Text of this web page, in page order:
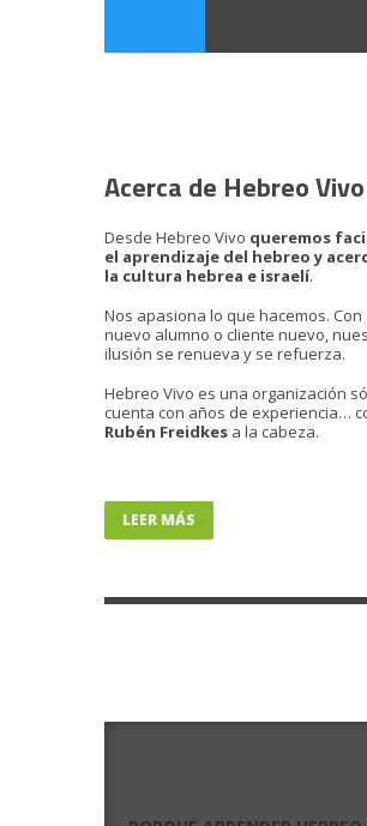
Acerca de Hebreo Vivo
Desde Hebreo Vivo queremos
el aprendizaje del hebreo y
la cultura hebrea e israelí.
Nos apasiona lo que hacemos. Con
nuevo alumno o cliente nuevo,
ilusión se renueva y se refuerza.
Hebreo Vivo es una organización
cuenta con años de experiencia…
Rubén Freidkes a la cabeza.
LEER MÁS